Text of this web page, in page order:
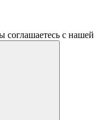
с нашей